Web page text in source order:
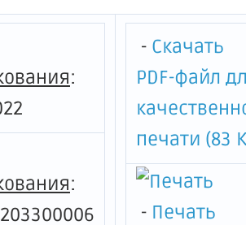
городского округа
области, на 2022 год"
:
:
- Скачать
PDF-файл
печати (83
- Печать